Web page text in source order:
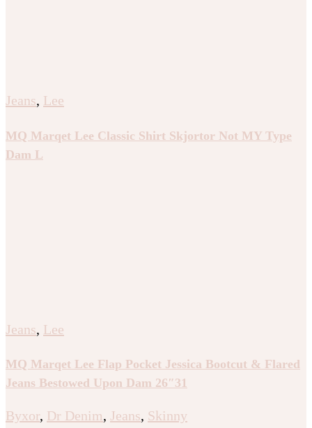
Jeans, Lee
MQ Marqet Lee Classic Shirt Skjortor Not MY Type
Dam L
Jeans, Lee
MQ Marqet Lee Flap Pocket Jessica Bootcut & Flared
Jeans Bestowed Upon Dam 26″31
Byxor, Dr Denim, Jeans, Skinny